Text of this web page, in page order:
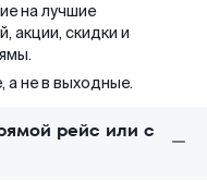
на лучшие
акции, скидки и
а не в выходные.
рейс или с